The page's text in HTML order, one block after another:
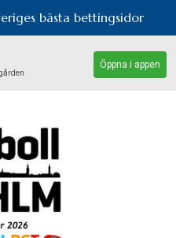
bästa bettingsidor
Öppna i appen